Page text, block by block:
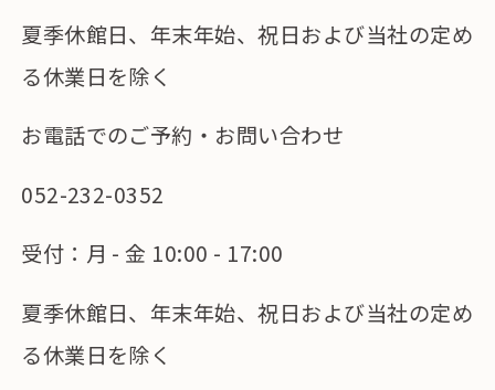
夏季休館日、年末年始、祝日および当社の定め
る休業日を除く
お電話でのご予約・お問い合わせ
052-232-0352
受付：月 - 金 10:00 - 17:00
夏季休館日、年末年始、祝日および当社の定め
る休業日を除く